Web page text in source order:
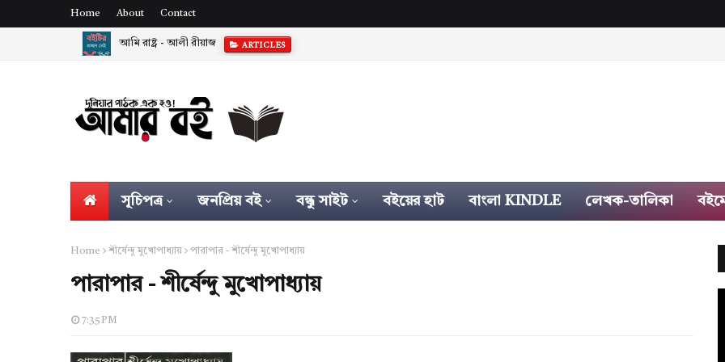
Home About Contact
আমি রাষ্ট্র - আলী রীয়াজ ARTICLES
সূচিপত্র জনপ্রিয় বই বন্ধু সাইট বইয়ের হাট বাংলা KINDLE লেখক-তালিকা
Home শীর্ষেন্দু মুখোপাধ্যায় পারাপার - শীর্ষেন্দু মুখোপাধ্যায়
পারাপার - শীর্ষেন্দু মুখোপাধ্যায়
7:35 PM